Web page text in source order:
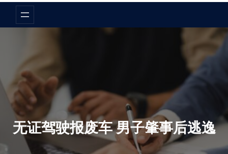
无证驾驶报废车 男子肇事后逃逸